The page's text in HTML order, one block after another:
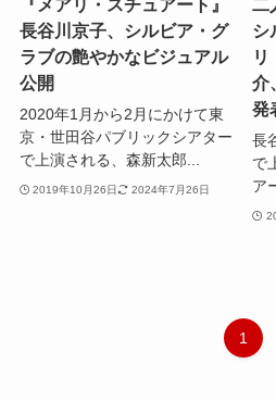
『メアリ・スチュアート』
長谷川京子、シルビア・グ
ラブの艶やかなビジュアル
公開
2020年1月から2月にかけて東
京・世田谷パブリックシアター
で上演される、森新太郎...
2019年10月26日 2024年7月26日
二
シ
リ
介
発
長
で
ア
1